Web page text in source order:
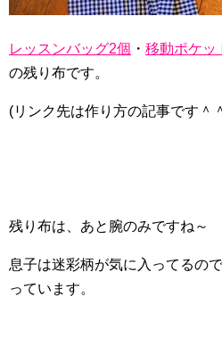
レッスンバッグ2個 ・ 移動ポケッ
の残り布です。
(リンク先は作り方の記事です＾
残り布は、あと腕のみですね～
息子は迷彩柄が気に入ってるの
っています。